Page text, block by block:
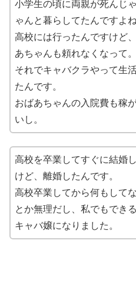
小学生の頃に両親が死んじ
ゃんと暮らしてたんですよね
高校には行ったんですけど
あちゃんも頼れなくなって。
それでキャバクラやって生
たんです。
おばあちゃんの入院費も稼
いし。
高校を卒業してすぐに結婚
けど、離婚したんです。
高校卒業してから何もして
とか無理だし、私でもでき
キャバ嬢になりました。